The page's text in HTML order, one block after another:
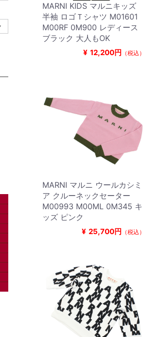
MARNI KIDS マルニキッズ
半袖 ロゴＴシャツ M01601
M00RF 0M900 レディース
ブラック 大人もOK
¥ 12,200円 （税込）
MARNI マルニ ウールカシミ
ア クルーネックセーター
M00993 M00ML 0M345 キ
ッズ ピンク
¥ 25,700円 （税込）